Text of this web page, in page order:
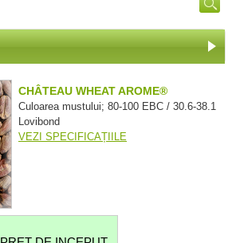
CHÂTEAU WHEAT AROME®
Culoarea mustului; 80-100 EBC / 30.6-38.1
Lovibond
VEZI SPECIFICAȚIILE